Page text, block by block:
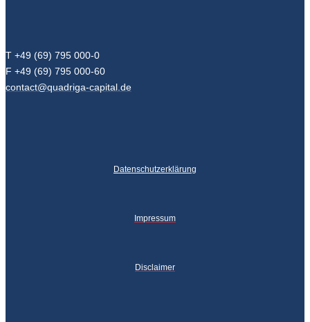
T +49 (69) 795 000-0
F +49 (69) 795 000-60
contact@quadriga-capital.de
Datenschutzerklärung
Impressum
Disclaimer